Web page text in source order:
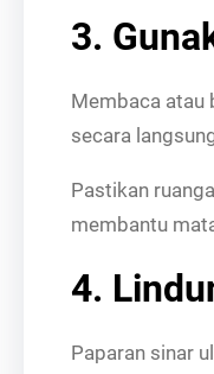
3.
Membaca atau
secara
Pastikan
membantu
4.
Paparan sinar